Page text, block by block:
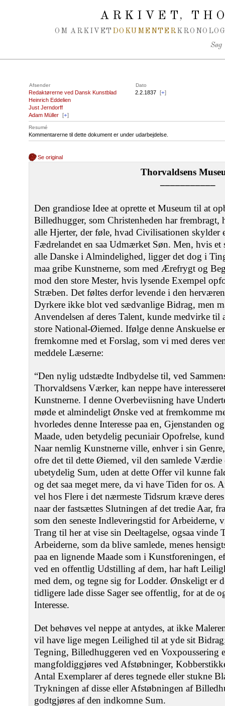
ARKIVET,
OM ARKIVET DOKUMENTER
Søg
Afsender Dato
Redaktørerne ved Dansk Kunstblad
Heinrich Eddelien
Just Jerndorff
Adam Müller
[+]
2.2.1837 [+]
Resumé
Kommentarerne til dette dokument er under udarbejdelse.
Se original
Thorvaldsens
–––––––––––
Den grandiose Idee at oprette et Museum til at
Billedhugger, som Christenheden har
alle Hjerter, der føle, hvad Civilisationen skylder
Fædrelandet en saa Udmærket Søn. Men, hvis et
alle Danske i Almindelighed, ligger det dog i
maa gribe Kunstnerne, som med Ærefrygt og
mod den store Mester, hvis lysende Exempel
Stræben. Det føltes derfor levende i den
Dyrkere ikke blot ved sædvanlige Bidrag, men
Anvendelsen af deres Talent, kunde medvirke til
store National-Øiemed. Ifølge denne Anskuelse
fremkomne med et Forslag, som vi med deres
meddele Læserne:
“Den nylig udstædte Indbydelse til, ved
Thorvaldsens Værker, kan neppe have
Kunstnerne. I denne Overbeviisning have
møde et almindeligt Ønske ved at fremkomme
hvorledes denne Interesse paa en, Gjenstanden
Maade, uden betydelig pecuniair Opofrelse,
Naar nemlig Kunstnerne ville, enhver i sin
ofre det til dette Øiemed, vil den samlede Værdie
ubetydelig Sum, uden at dette Offer vil kunne
og det saa meget mere, da vi have Tiden for os.
vel hos Flere i det nærmeste Tidsrum kræve
naar der fastsættes Slutningen af det tredie Aar,
som den seneste Indleveringstid for Arbeiderne,
Trang til her at vise sin Deeltagelse, ogsaa vinde
Arbeiderne, som da blive samlede, menes
paa en lignende Maade som i Kunstforeningen,
ved en offentlig Udstilling af dem, har haft
med dem, og tegne sig for Lodder. Ønskeligt er
tidligere lade disse Sager see offentlig, for at de
Interesse.
Det behøves vel neppe at antydes, at ikke
vil have lige megen Leilighed til at yde sit
Tegning, Billedhuggeren ved en Voxpoussering
mangfoldiggjøres ved Afstøbninger,
Antal Exemplarer af deres tegnede eller stukne
Trykningen af disse eller Afstøbningen af
godtgjøres af den indkomne Sum.